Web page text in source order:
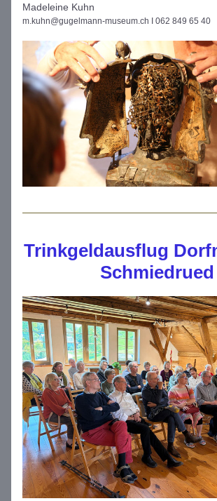
Madeleine Kuhn
m.kuhn@gugelmann-museum.ch I 062 849 65 40
Trinkgeldausflug
Schmiedrued